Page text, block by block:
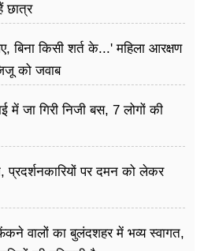
छात्र
बिना किसी शर्त के...' महिला आरक्षण
को जवाब
में जा गिरी निजी बस, 7 लोगों की
पर दमन को लेकर
वालों का बुलंदशहर में भव्य स्वागत,